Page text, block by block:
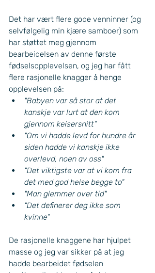
Det har vært flere gode venninner (og
selvfølgelig min kjære samboer) som
har støttet meg gjennom
bearbeidelsen av denne første
fødselsopplevelsen, og jeg har fått
flere rasjonelle knagger å henge
opplevelsen på:
"Babyen var så stor at det
kanskje var lurt at den kom
gjennom keisersnitt"
"Om vi hadde levd for hundre år
siden hadde vi kanskje ikke
overlevd, noen av oss"
"Det viktigste var at vi kom fra
det med god helse begge to"
"Man glemmer over tid"
"Det definerer deg ikke som
kvinne"
De rasjonelle knaggene har hjulpet
masse og jeg var sikker på at jeg
hadde bearbeidet fødselen